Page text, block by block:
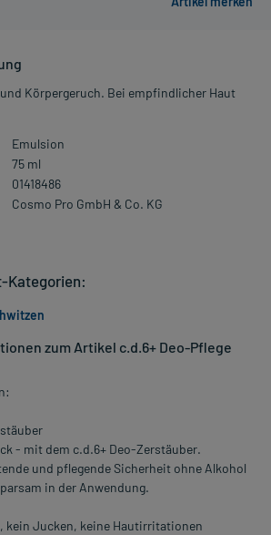
Körpergeruch. Bei empfindlicher Haut
Emulsion
75 ml
01418486
Cosmo Pro GmbH & Co. KG
zum Artikel c.d.6+ Deo-Pflege
- mit dem c.d.6+ Deo-Zerstäuber.
und pflegende Sicherheit ohne Alkohol
in der Anwendung.
kein Jucken, keine Hautirritationen
Kategorien: